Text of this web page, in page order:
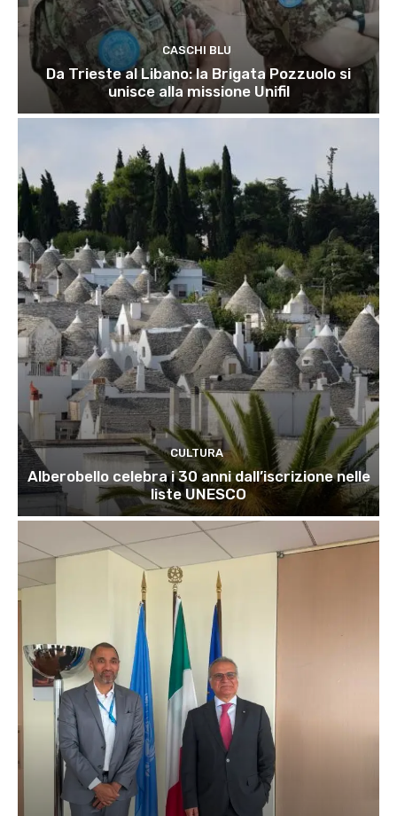
CASCHI BLU
Da Trieste al Libano: la Brigata Pozzuolo si
unisce alla missione Unifil
CULTURA
Alberobello celebra i 30 anni dall’iscrizione nelle
liste UNESCO